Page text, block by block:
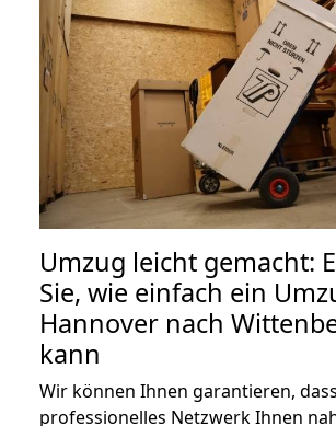
Umzug leicht gemacht:
Sie, wie einfach ein
Hannover nach
kann
Wir können Ihnen garantieren,
professionelles Netzwerk Ihnen